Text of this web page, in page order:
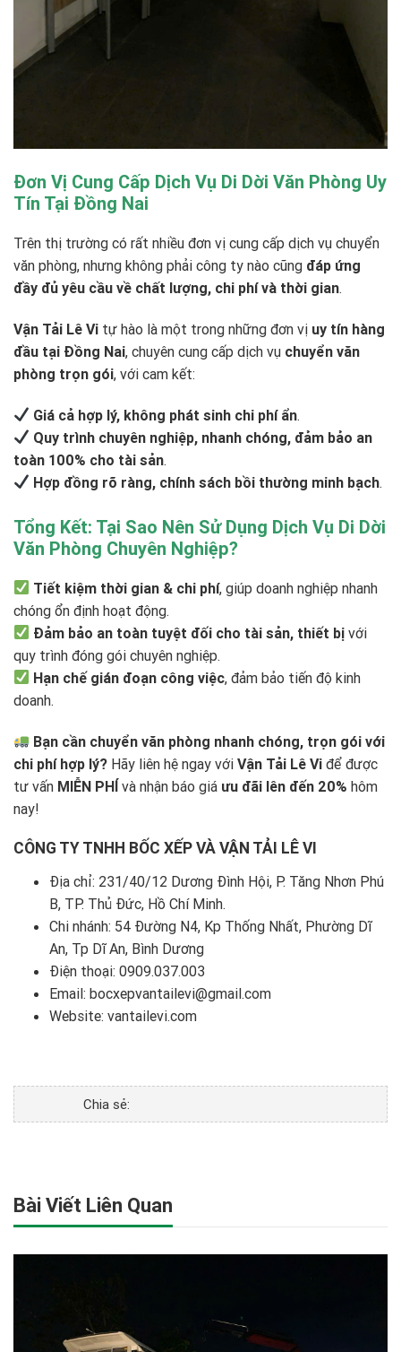
Đơn Vị Cung Cấp Dịch Vụ Di Dời Văn Phòng Uy
Tín Tại Đồng Nai
Trên thị trường có rất nhiều đơn vị cung cấp dịch vụ chuyển
văn phòng, nhưng không phải công ty nào cũng đáp ứng
đầy đủ yêu cầu về chất lượng, chi phí và thời gian.
Vận Tải Lê Vi tự hào là một trong những đơn vị uy tín hàng
đầu tại Đồng Nai, chuyên cung cấp dịch vụ chuyển văn
phòng trọn gói, với cam kết:
Giá cả hợp lý, không phát sinh chi phí ẩn.
Quy trình chuyên nghiệp, nhanh chóng, đảm bảo an
toàn 100% cho tài sản.
Hợp đồng rõ ràng, chính sách bồi thường minh bạch.
Tổng Kết: Tại Sao Nên Sử Dụng Dịch Vụ Di Dời
Văn Phòng Chuyên Nghiệp?
Tiết kiệm thời gian & chi phí, giúp doanh nghiệp nhanh
chóng ổn định hoạt động.
Đảm bảo an toàn tuyệt đối cho tài sản, thiết bị với
quy trình đóng gói chuyên nghiệp.
Hạn chế gián đoạn công việc, đảm bảo tiến độ kinh
doanh.
Bạn cần chuyển văn phòng nhanh chóng, trọn gói với
chi phí hợp lý? Hãy liên hệ ngay với Vận Tải Lê Vi để được
tư vấn MIỄN PHÍ và nhận báo giá ưu đãi lên đến 20% hôm
nay!
CÔNG TY TNHH BỐC XẾP VÀ VẬN TẢI LÊ VI
Địa chỉ: 231/40/12 Dương Đình Hội, P. Tăng Nhơn Phú
B, TP. Thủ Đức, Hồ Chí Minh.
Chi nhánh: 54 Đường N4, Kp Thống Nhất, Phường Dĩ
An, Tp Dĩ An, Bình Dương
Điện thoại: 0909.037.003
Email: bocxepvantailevi@gmail.com
Website: vantailevi.com
Chia sẻ:
Bài Viết Liên Quan